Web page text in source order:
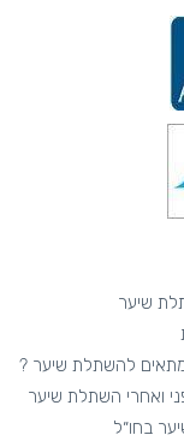
שיער
להשתלת שיער ?
ואחרי השתלת שיער
בחו״ל